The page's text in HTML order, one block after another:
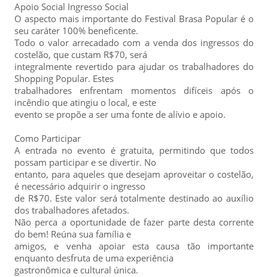
Apoio Social Ingresso Social
O aspecto mais importante do Festival Brasa Popular é o
seu caráter 100% beneficente.
Todo o valor arrecadado com a venda dos ingressos do
costelão, que custam R$70, será
integralmente revertido para ajudar os trabalhadores do
Shopping Popular. Estes
trabalhadores enfrentam momentos difíceis após o
incêndio que atingiu o local, e este
evento se propõe a ser uma fonte de alívio e apoio.
Como Participar
A entrada no evento é gratuita, permitindo que todos
possam participar e se divertir. No
entanto, para aqueles que desejam aproveitar o costelão,
é necessário adquirir o ingresso
de R$70. Este valor será totalmente destinado ao auxílio
dos trabalhadores afetados.
Não perca a oportunidade de fazer parte desta corrente
do bem! Reúna sua família e
amigos, e venha apoiar esta causa tão importante
enquanto desfruta de uma experiência
gastronômica e cultural única.